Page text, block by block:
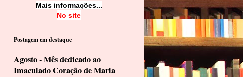
Mais informações...
No site
Postagem em destaque
Agosto - Mês dedicado ao
Imaculado Coração de Maria